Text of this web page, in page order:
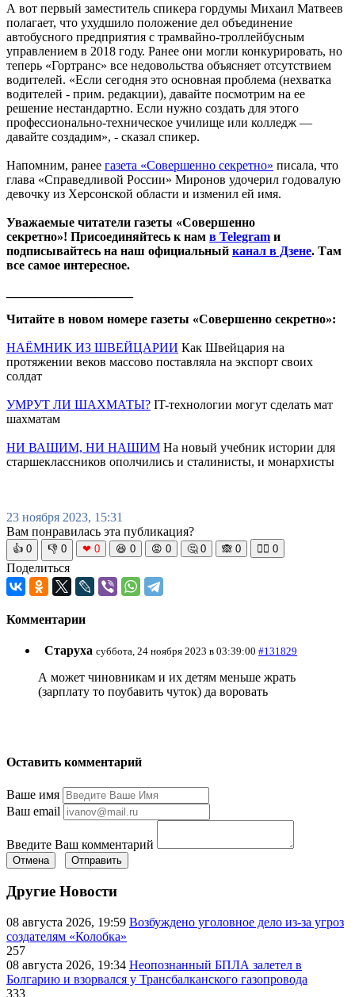
А вот первый заместитель спикера гордумы Михаил Матвеев
полагает, что ухудшило положение дел объединение
автобусного предприятия с трамвайно-троллейбусным
управлением в 2018 году. Ранее они могли конкурировать, но
теперь «Гортранс» все недовольства объясняет отсутствием
водителей. «Если сегодня это основная проблема (нехватка
водителей - прим. редакции), давайте посмотрим на ее
решение нестандартно. Если нужно создать для этого
профессионально-техническое училище или колледж —
давайте создадим», - сказал спикер.
Напомним, ранее газета «Совершенно секретно» писала, что
глава «Справедливой России» Миронов удочерил годовалую
девочку из Херсонской области и изменил ей имя.
Уважаемые читатели газеты «Совершенно
секретно»! Присоединяйтесь к нам в Telegram и
подписывайтесь на наш официальный канал в Дзене. Там
все самое интересное.
Читайте в новом номере газеты «Совершенно секретно»:
НАЁМНИК ИЗ ШВЕЙЦАРИИ Как Швейцария на
протяжении веков массово поставляла на экспорт своих
солдат
УМРУТ ЛИ ШАХМАТЫ? IT-технологии могут сделать мат
шахматам
НИ ВАШИМ, НИ НАШИМ На новый учебник истории для
старшеклассников ополчились и сталинисты, и монархисты
23 ноября 2023, 15:31
Вам понравилась эта публикация?
👍 0 👎 0 ❤ 0 😆 0 😡 0 🤔 0 🙈 0 🧘‍♀️ 0
Поделиться
Комментарии
Старуха суббота, 24 ноября 2023 в 03:39:00 #131829
А может чиновникам и их детям меньше жрать
(зарплату то поубавить чуток) да воровать
Оставить комментарий
Ваше имя
Ваш email
Введите Ваш комментарий
Отмена Отправить
Другие Новости
08 августа 2026, 19:59 Возбуждено уголовное дело из-за угроз
создателям «Колобка»
257
08 августа 2026, 19:34 Неопознанный БПЛА залетел в
Болгарию и взорвался у Трансбалканского газопровода
333